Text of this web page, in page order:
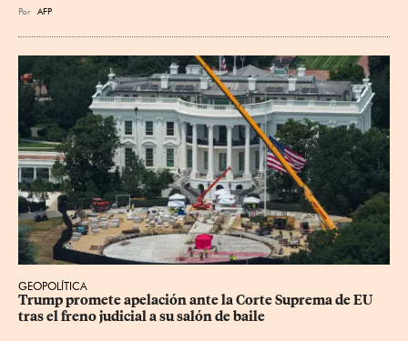
Por AFP
GEOPOLÍTICA
Trump promete apelación ante la Corte Suprema de EU
tras el freno judicial a su salón de baile